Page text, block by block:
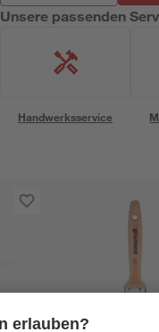
Unsere passenden
Handwerksservice